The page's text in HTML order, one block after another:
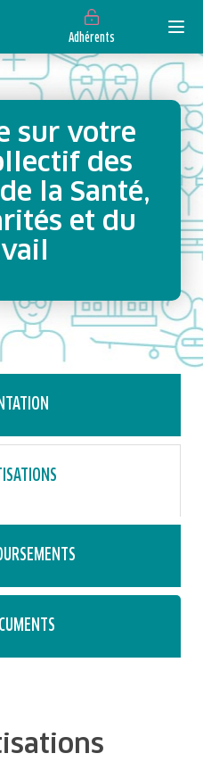
Adhérents
sur votre
des
la Santé,
et du